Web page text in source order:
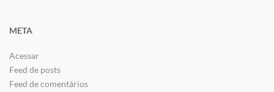
META
Acessar
Feed de posts
Feed de comentários